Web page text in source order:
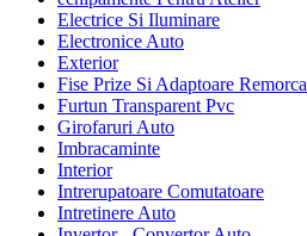
Electrice Si Iluminare
Electronice Auto
Exterior
Fise Prize Si Adaptoare Remorca
Furtun Transparent Pvc
Girofaruri Auto
Imbracaminte
Interior
Intrerupatoare Comutatoare
Intretinere Auto